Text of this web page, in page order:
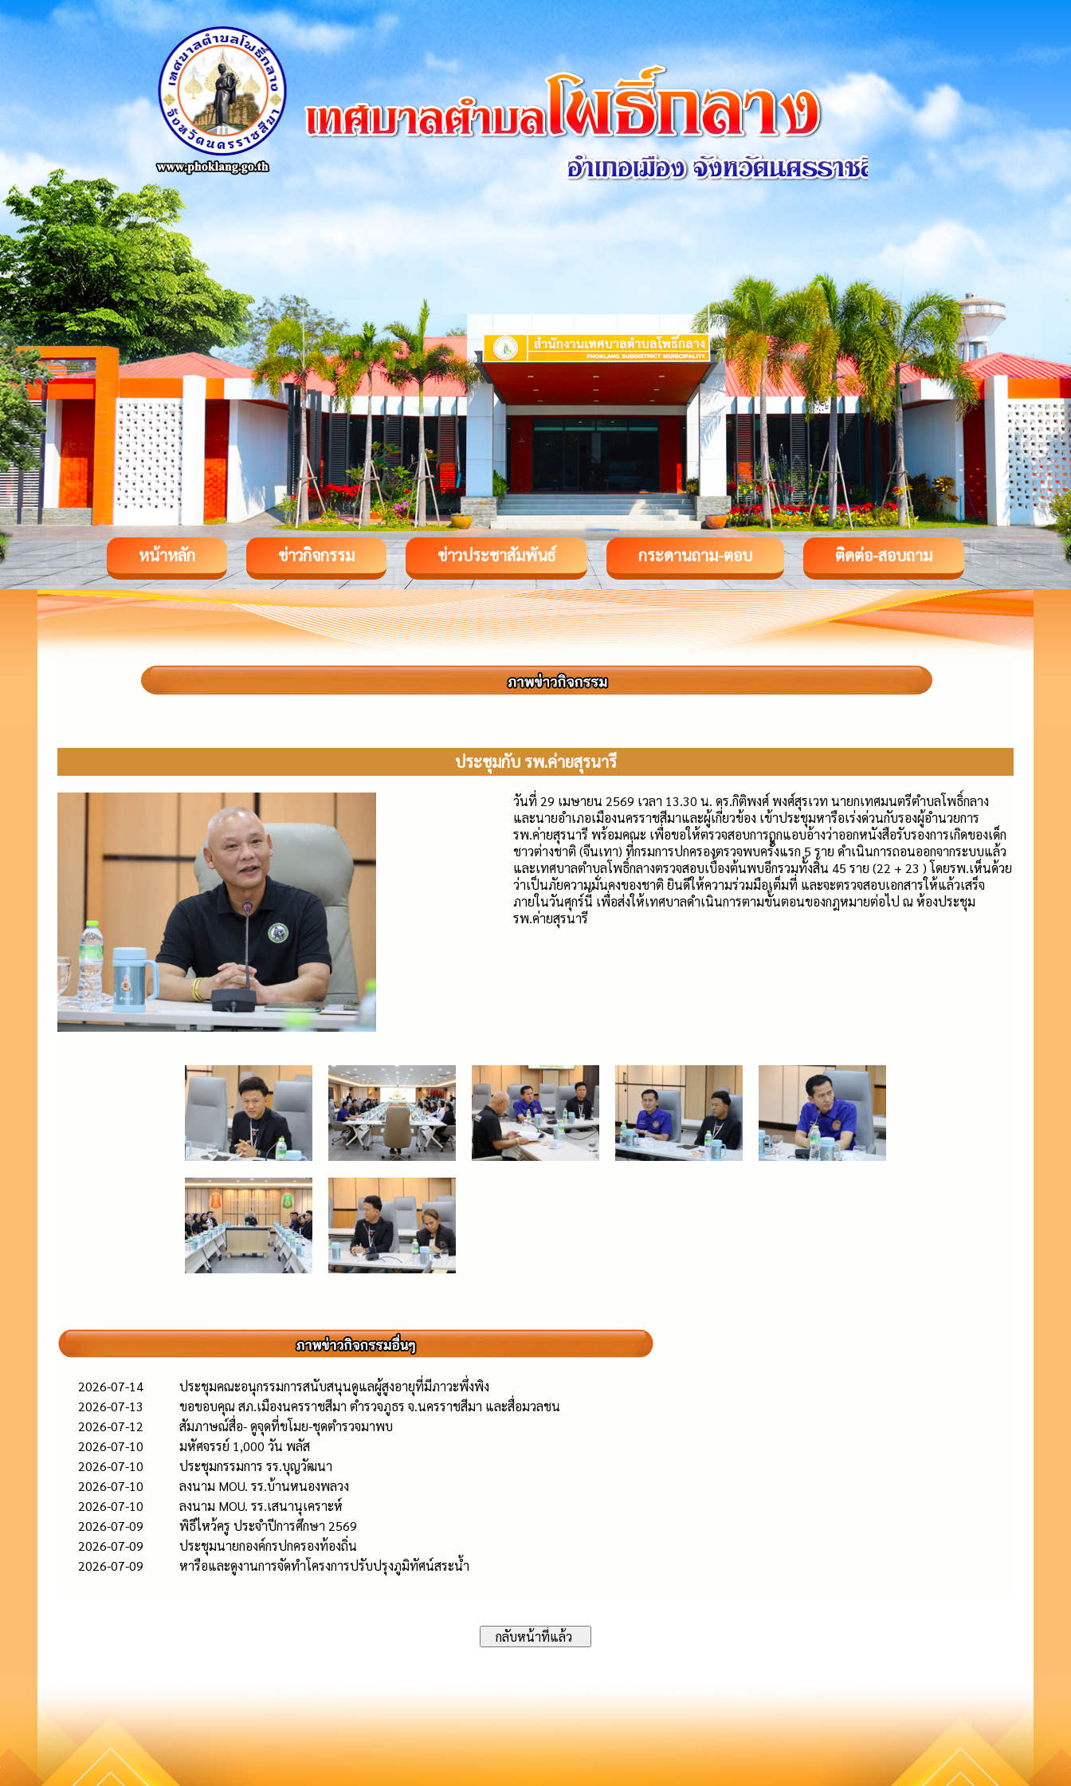
หน้าหลัก ข่าวกิจกรรม ข่าวประชาสัมพันธ์ กระดานถาม-ตอบ ติดต่อ-สอบถาม
ประชุมกับ รพ.ค่ายสุรนารี
วันที่ 29 เมษายน 2569 เวลา 13.30 น. ดร.กิติพงศ์ พงศ์สุรเวท นายกเทศมนตรีตำบลโพธิ์กลาง
และนายอำเภอเมืองนครราชสีมาและผู้เกี่ยวข้อง เข้าประชุมหารือเร่งด่วนกับรองผู้อำนวยการ
รพ.ค่ายสุรนารี พร้อมคณะ เพื่อขอให้ตรวจสอบการถูกแอบอ้างว่าออกหนังสือรับรองการเกิดของเด็ก
ชาวต่างชาติ (จีนเทา) ที่กรมการปกครองตรวจพบครั้งแรก 5 ราย ดำเนินการถอนออกจากระบบแล้ว
และเทศบาลตำบลโพธิ์กลางตรวจสอบเบื้องต้นพบอีกรวมทั้งสิ้น 45 ราย (22 + 23 ) โดยรพ.เห็นด้วย
ว่าเป็นภัยความมั่นคงของชาติ ยินดีให้ความร่วมมือเต็มที่ และจะตรวจสอบเอกสารให้แล้วเสร็จ
ภายในวันศุกร์นี้ เพื่อส่งให้เทศบาลดำเนินการตามขั้นตอนของกฎหมายต่อไป ณ ห้องประชุม
รพ.ค่ายสุรนารี
2026-07-14
ประชุมคณะอนุกรรมการสนับสนุนดูแลผู้สูงอายุที่มีภาวะพึ่งพิง
2026-07-13
ขอขอบคุณ สภ.เมืองนครราชสีมา ตำรวจภูธร จ.นครราชสีมา และสื่อมวลชน
2026-07-12
สัมภาษณ์สื่อ- ดูจุดที่ขโมย-ชุดตำรวจมาพบ
2026-07-10
มหัศจรรย์ 1,000 วัน พลัส
2026-07-10
ประชุมกรรมการ รร.บุญวัฒนา
2026-07-10
ลงนาม MOU. รร.บ้านหนองพลวง
2026-07-10
ลงนาม MOU. รร.เสนานุเคราะห์
2026-07-09
พิธีไหว้ครู ประจำปีการศึกษา 2569
2026-07-09
ประชุมนายกองค์กรปกครองท้องถิ่น
2026-07-09
หารือและดูงานการจัดทำโครงการปรับปรุงภูมิทัศน์สระน้ำ